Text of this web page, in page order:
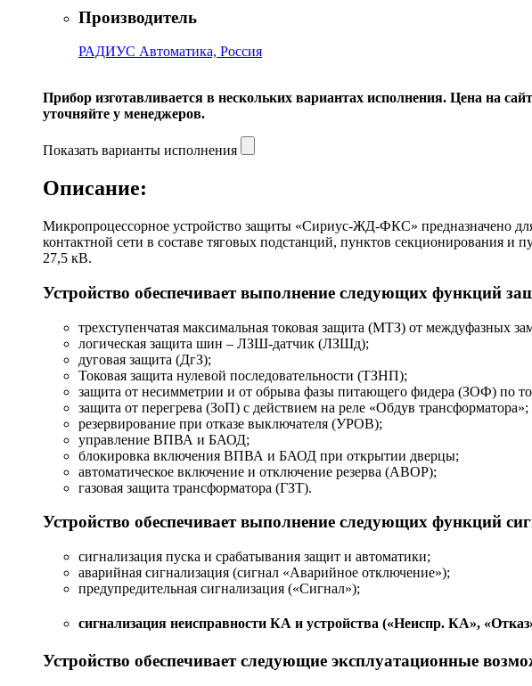
Производитель
РАДИУС Автоматика, Россия
Прибор изготавливается в нескольких вариантах исполнения. Цена на
уточняйте у менеджеров.
Показать варианты исполнения
Описание:
Микропроцессорное устройство защиты «Сириус-ЖД-ФКС» предназначено
контактной сети в составе тяговых подстанций, пунктов секционирования
27,5 кВ.
Устройство обеспечивает выполнение следующих функций
трехступенчатая максимальная токовая защита (МТЗ) от междуфазных
логическая защита шин – ЛЗШ-датчик (ЛЗШд);
дуговая защита (ДгЗ);
Токовая защита нулевой последовательности (ТЗНП);
защита от несимметрии и от обрыва фазы питающего фидера (ЗОФ) по
защита от перегрева (ЗоП) с действием на реле «Обдув трансформатора»;
резервирование при отказе выключателя (УРОВ);
управление ВПВА и БАОД;
блокировка включения ВПВА и БАОД при открытии дверцы;
автоматическое включение и отключение резерва (АВОР);
газовая защита трансформатора (ГЗТ).
Устройство обеспечивает выполнение следующих функций
сигнализация пуска и срабатывания защит и автоматики;
аварийная сигнализация (сигнал «Аварийное отключение»);
предупредительная сигнализация («Сигнал»);
сигнализация неисправности КА и устройства («Неиспр. КА»,
Устройство обеспечивает следующие эксплуатационные